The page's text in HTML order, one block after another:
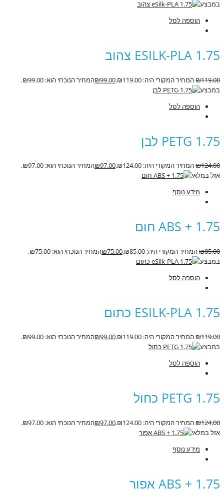
במבצע
הוספה לסל
ESILK-PLA 1.75 צהוב
₪119.00 המחיר המקורי היה: ₪119.00. ₪99.00
המחיר הנוכחי הוא: ₪99.00.
במבצע
הוספה לסל
PETG 1.75 לבן
₪124.00 המחיר המקורי היה: ₪124.00. ₪97.00
המחיר הנוכחי הוא: ₪97.00.
אזל במלאי
מידע נוסף
ABS + 1.75 חום
₪85.00 המחיר המקורי היה: ₪85.00. ₪75.00
המחיר הנוכחי הוא: ₪75.00.
במבצע
הוספה לסל
ESILK-PLA 1.75 כתום
₪119.00 המחיר המקורי היה: ₪119.00. ₪99.00
המחיר הנוכחי הוא: ₪99.00.
במבצע
הוספה לסל
PETG 1.75 כחול
₪124.00 המחיר המקורי היה: ₪124.00. ₪97.00
המחיר הנוכחי הוא: ₪97.00.
אזל במלאי
מידע נוסף
ABS + 1.75 אפור